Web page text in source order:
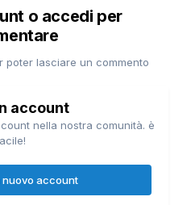
o accedi per
poter lasciare un commento
account
nella nostra comunità. è
nuovo account